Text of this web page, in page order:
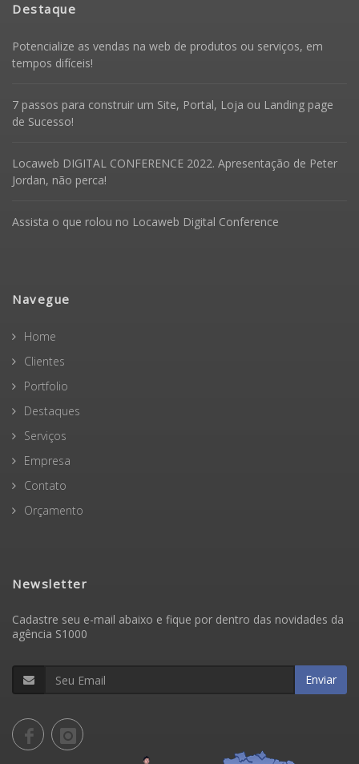
Destaque
Potencialize as vendas na web de produtos ou serviços, em
tempos difíceis!
7 passos para construir um Site, Portal, Loja ou Landing page
de Sucesso!
Locaweb DIGITAL CONFERENCE 2022. Apresentação de Peter
Jordan, não perca!
Assista o que rolou no Locaweb Digital Conference
Navegue
Home
Clientes
Portfolio
Destaques
Serviços
Empresa
Contato
Orçamento
Newsletter
Cadastre seu e-mail abaixo e fique por dentro das novidades da
agência S1000
Enviar